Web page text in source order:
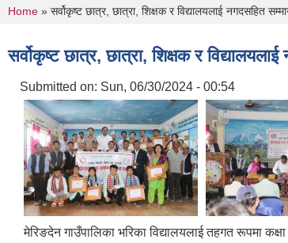
You are here
Home » सर्वोकृष्ट छात्र, छात्रा, शिक्षक र विद्यालयलाई नगदसहित
सर्वोकृष्ट छात्र, छात्रा, शिक्षक र
Submitted on: Sun, 06/30/2024 - 00:54
मेरिङदेन गाउँपालिका भरिका विद्यालयलाई तहगत रूपमा